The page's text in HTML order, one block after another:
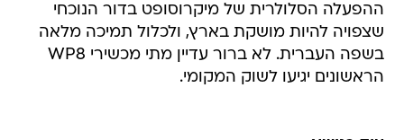
ההפעלה הסלולרית של מיקרוסופט בדור הנוכחי
שצפויה להיות מושקת בארץ, ולכלול תמיכה מלאה
בשפה העברית. לא ברור עדיין מתי מכשירי WP8
הראשונים יגיעו לשוק המקומי.